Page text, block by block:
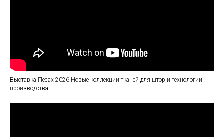
Выставка Песах 2026 Новые коллекции тканей для штор и технологии
производства